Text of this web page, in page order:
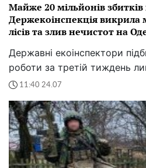
Майже 20 мільйонів
Держекоінспекція
лісів та злив нечистот на
Державні екоінспектори
роботи за третій тиждень
11:40 24.07